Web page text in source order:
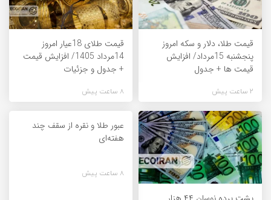
قیمت طلا، دلار و سکه امروز
پنجشنبه 15مرداد/ افزایش
قیمت ها + جدول
2 ساعت پیش
قیمت طلای 18عیار امروز
14مرداد 1405/ افزایش قیمت
+ جدول و جزئیات
8 ساعت پیش
عبور طلا و نقره از سقف چند
هفته‌ای
8 ساعت پیش